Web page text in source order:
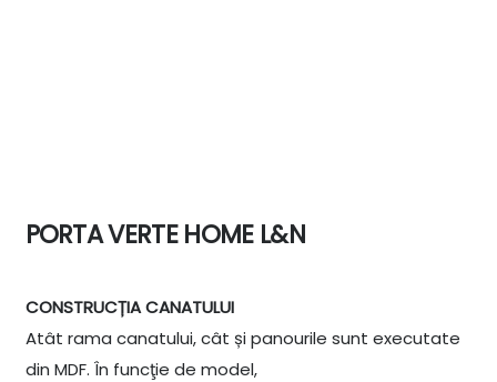
PORTA VERTE HOME L&N
CONSTRUCȚIA CANATULUI
Atât rama canatului, cât și panourile sunt executate
din MDF. În funcţie de model,